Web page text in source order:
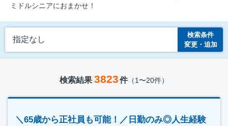
ミドルシニアにおまかせ！
指定なし
検索条件
変更・追加
検索結果 3823件（1〜20件）
＼65歳から正社員も可能！／日勤のみ◎人生経験